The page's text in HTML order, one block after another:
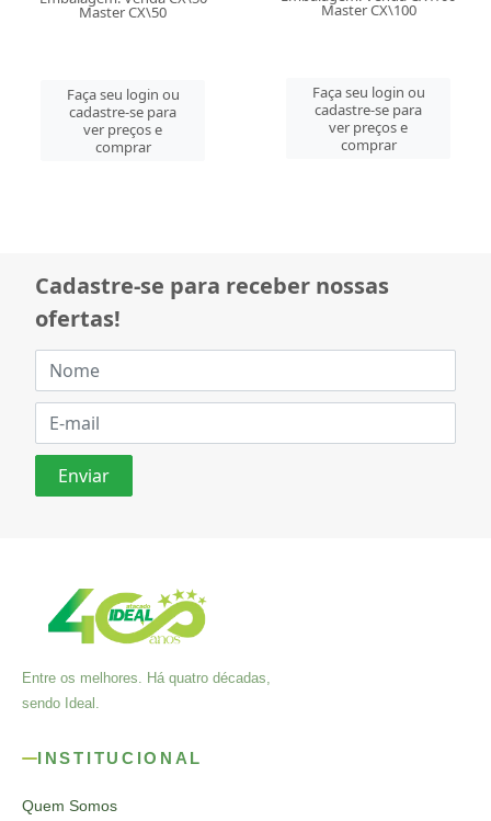
Master CX\50
Faça seu login ou
cadastre-se para
ver preços e
comprar
Master CX\100
Faça seu login ou
cadastre-se para
ver preços e
comprar
Cadastre-se para receber nossas
ofertas!
Entre os melhores. Há quatro décadas,
sendo Ideal.
INSTITUCIONAL
Quem Somos